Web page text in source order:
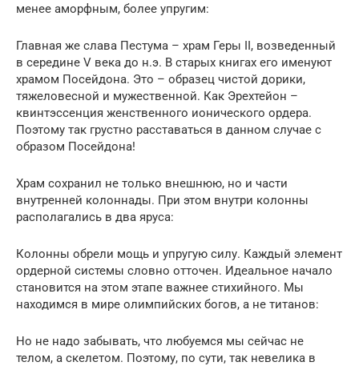
менее аморфным, более упругим:
Главная же слава Пестума – храм Геры II, возведенный
в середине V века до н.э. В старых книгах его именуют
храмом Посейдона. Это – образец чистой дорики,
тяжеловесной и мужественной. Как Эрехтейон –
квинтэссенция женственного ионического ордера.
Поэтому так грустно расставаться в данном случае с
образом Посейдона!
Храм сохранил не только внешнюю, но и части
внутренней колоннады. При этом внутри колонны
располагались в два яруса:
Колонны обрели мощь и упругую силу. Каждый элемент
ордерной системы словно отточен. Идеальное начало
становится на этом этапе важнее стихийного. Мы
находимся в мире олимпийских богов, а не титанов:
Но не надо забывать, что любуемся мы сейчас не
телом, а скелетом. Поэтому, по сути, так невелика в